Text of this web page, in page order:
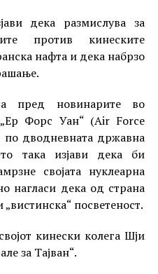
дека размислува за
против кинеските
нафта и дека набрзо
пред новинарите во
„Ер Форс Уан“ (Air Force
дводневната државна
така изјави дека би
својата нуклеарна
нагласи дека од страна
посветеност.
кинески колега Шји
за Тајван“.